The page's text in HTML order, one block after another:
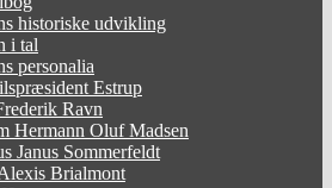
historiske udvikling
i tal
personalia
Estrup
Ravn
Hermann Oluf Madsen
Janus Sommerfeldt
Brialmont